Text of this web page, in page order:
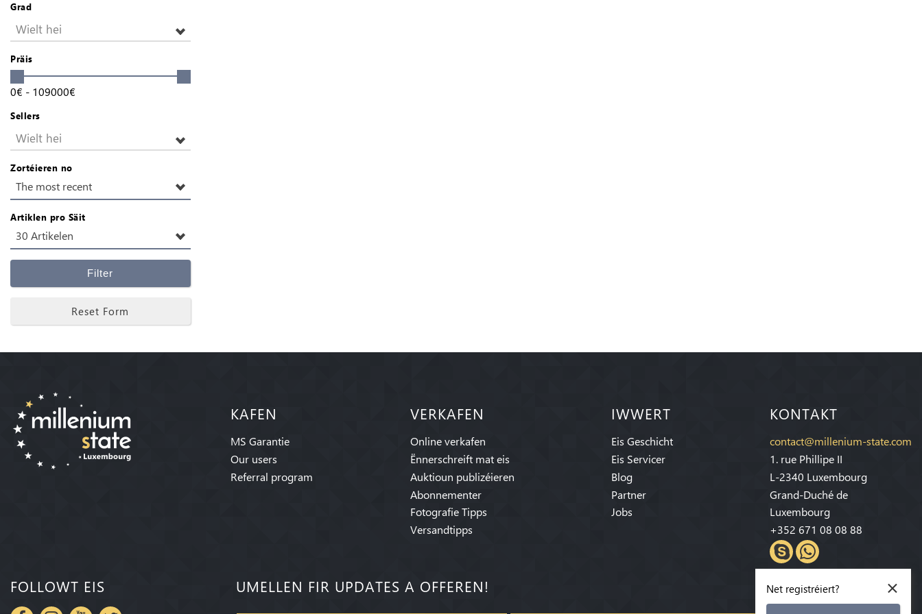
Grad
Wielt hei
Präis
0€ - 109000€
Sellers
Wielt hei
Zortéieren no
The most recent
Artiklen pro Säit
30 Artikelen
Filter
Reset Form
KAFEN
MS Garantie
Our users
Referral program
VERKAFEN
Online verkafen
Ënnerschreift mat eis
Auktioun publizéieren
Abonnementer
Fotografie Tipps
Versandtipps
IWWERT
Eis Geschicht
Eis Servicer
Blog
Partner
Jobs
KONTAKT
contact@millenium-state.com
1. rue Phillipe II
L-2340 Luxembourg
Grand-Duché de
Luxembourg
+352 671 08 08 88
FOLLOWT EIS UMELLEN FIR UPDATES A OFFEREN! ×
Net registréiert?